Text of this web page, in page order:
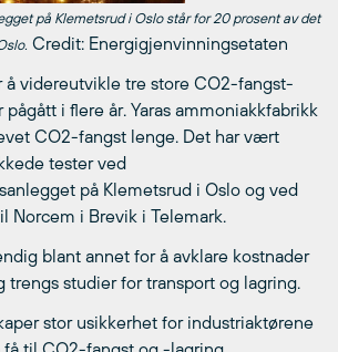
på Klemetsrud i Oslo står for 20 prosent av det
Credit: Energigjenvinningsetaten
å videreutvikle tre store CO2-fangst-
pågått i flere år. Yaras ammoniakkfabrikk
CO2-fangst lenge. Det har vært
tester ved
på Klemetsrud i Oslo og ved
Norcem i Brevik i Telemark.
blant annet for å avklare kostnader
trengs studier for transport og lagring.
stor usikkerhet for industriaktørene